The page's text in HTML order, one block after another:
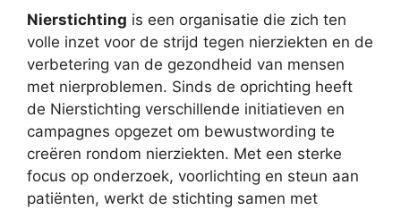
Nierstichting is een organisatie die zich ten
volle inzet voor de strijd tegen nierziekten en de
verbetering van de gezondheid van mensen
met nierproblemen. Sinds de oprichting heeft
de Nierstichting verschillende initiatieven en
campagnes opgezet om bewustwording te
creëren rondom nierziekten. Met een sterke
focus op onderzoek, voorlichting en steun aan
patiënten, werkt de stichting samen met